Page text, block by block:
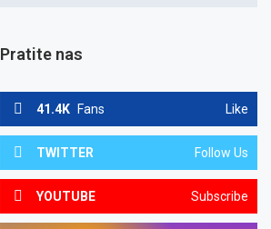
Pratite nas
41.4K Fans Like
TWITTER Follow Us
YOUTUBE Subscribe